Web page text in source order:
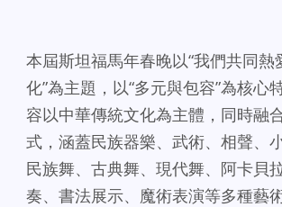
本屆斯坦福馬年春晚以“我們共同熱
化”為主題，以“多元與包容”為核心
容以中華傳統文化為主體，同時融
式，涵蓋民族器樂、武術、相聲、
民族舞、古典舞、現代舞、阿卡貝
奏、書法展示、魔術表演等多種藝